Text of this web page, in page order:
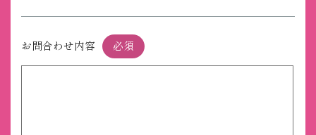
お問合わせ内容 必須